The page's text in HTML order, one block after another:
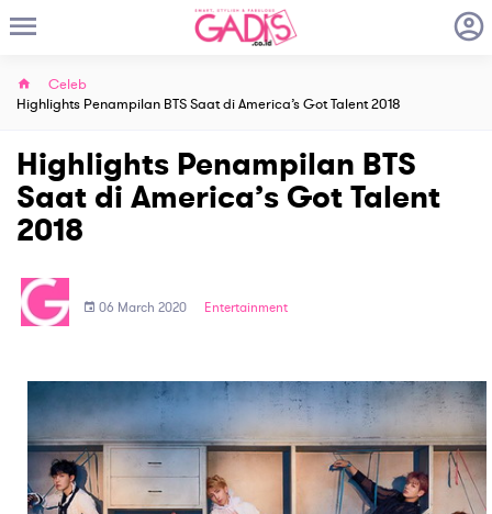
Celeb
Highlights Penampilan BTS Saat di America’s Got Talent 2018
Highlights Penampilan BTS
Saat di America’s Got Talent
2018
06 March 2020 Entertainment